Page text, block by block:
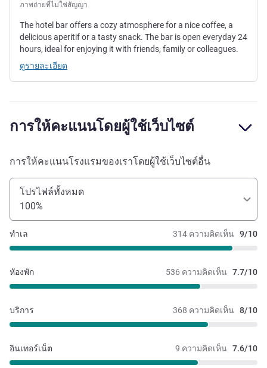
ภาพถ่ายที่ไม่ใช่สัญญา
The hotel bar offers a cozy atmosphere for a nice coffee, a
delicious aperitif or a tasty snack. The bar is open everyday 24
hours, ideal for enjoying it with friends, family or colleagues.
ดูรายละเอียด
การให้คะแนนโดยผู้ใช้เว็บไซต์
การให้คะแนนโรงแรมของเราโดยผู้ใช้เว็บไซต์อื่น
โปรไฟล์ทั้งหมด
100%
314 ความคิดเห็น 9/10
ทำเล
536 ความคิดเห็น 7.7/10
หัองพัก
368 ความคิดเห็น 8/10
บริการ
9 ความคิดเห็น 7.6/10
อินเทอร์เน็ต